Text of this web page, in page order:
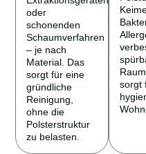
oder
schonenden
Schaumverfahren
– je nach
Material. Das
sorgt für eine
gründliche
Reinigung,
ohne die
Polsterstruktur
zu belasten.
sorgt